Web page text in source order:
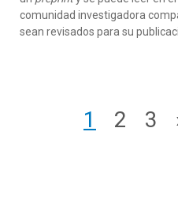
comunidad investigadora
sean revisados para su
Page
1 Page
2 3